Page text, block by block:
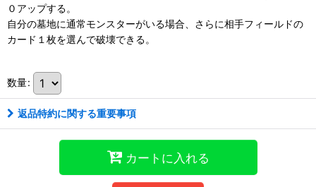
０アップする。
自分の墓地に通常モンスターがいる場合、さらに相手フィールドの
カード１枚を選んで破壊できる。
数量:
返品特約に関する重要事項
カートに入れる